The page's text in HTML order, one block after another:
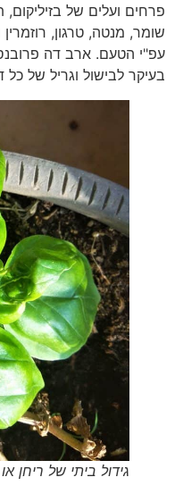
פרחים ועלים של בזיליקום,
שומר, מנטה, טרגון, רוזמרין
עפ"י הטעם. ארב דה פרובנס
בעיקר לבישול וגריל של כל
גידול ביתי של ריחן או